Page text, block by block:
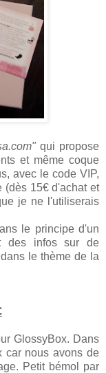
qui propose
et même coque
avec le code VIP,
(dès 15€ d'achat et
je ne l'utiliserais
le principe d'un
des infos sur de
le thème de la
GlossyBox. Dans
car nous avons de
Petit bémol par